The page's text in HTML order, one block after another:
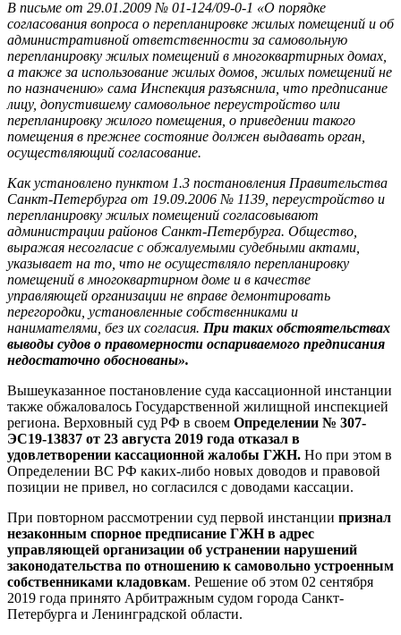
В письме от 29.01.2009 № 01-124/09-0-1 «О порядке
согласования вопроса о перепланировке жилых помещений и об
административной ответственности за самовольную
перепланировку жилых помещений в многоквартирных домах,
а также за использование жилых домов, жилых помещений не
по назначению» сама Инспекция разъяснила, что предписание
лицу, допустившему самовольное переустройство или
перепланировку жилого помещения, о приведении такого
помещения в прежнее состояние должен выдавать орган,
осуществляющий согласование.
Как установлено пунктом 1.3 постановления Правительства
Санкт-Петербурга от 19.09.2006 № 1139, переустройство и
перепланировку жилых помещений согласовывают
администрации районов Санкт-Петербурга. Общество,
выражая несогласие с обжалуемыми судебными актами,
указывает на то, что не осуществляло перепланировку
помещений в многоквартирном доме и в качестве
управляющей организации не вправе демонтировать
перегородки, установленные собственниками и
нанимателями, без их согласия. При таких обстоятельствах
выводы судов о правомерности оспариваемого предписания
недостаточно обоснованы».
Вышеуказанное постановление суда кассационной инстанции
также обжаловалось Государственной жилищной инспекцией
региона. Верховный суд РФ в своем Определении № 307-
ЭС19-13837 от 23 августа 2019 года отказал в
удовлетворении кассационной жалобы ГЖН. Но при этом в
Определении ВС РФ каких-либо новых доводов и правовой
позиции не привел, но согласился с доводами кассации.
При повторном рассмотрении суд первой инстанции признал
незаконным спорное предписание ГЖН в адрес
управляющей организации об устранении нарушений
законодательства по отношению к самовольно устроенным
собственниками кладовкам. Решение об этом 02 сентября
2019 года принято Арбитражным судом города Санкт-
Петербурга и Ленинградской области.